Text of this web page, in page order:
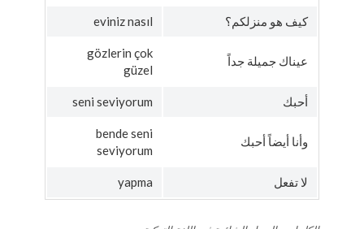
كيف هو منزلكم؟ eviniz nasıl
عيناك جميلة جداً
gözlerin çok
güzel
أحبك seni seviyorum
وأنا أيضاً أحبك
bende seni
seviyorum
لا تفعل yapma